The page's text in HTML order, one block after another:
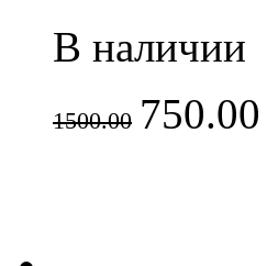
В наличии
1500.00 750.00